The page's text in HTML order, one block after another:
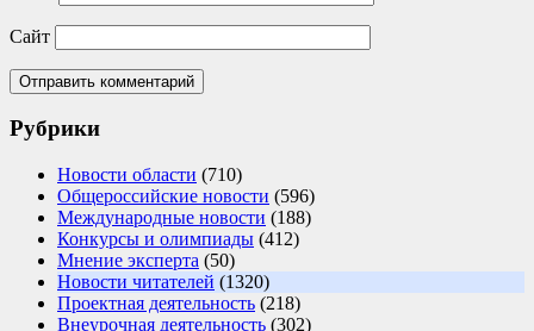
Сайт
Рубрики
Новости области (710)
Общероссийские новости (596)
Международные новости (188)
Конкурсы и олимпиады (412)
Мнение эксперта (50)
Новости читателей (1320)
Проектная деятельность (218)
Внеурочная деятельность (302)